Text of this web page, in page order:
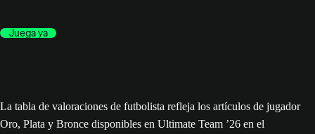
Juega ya
La tabla de valoraciones de futbolista refleja los artículos de jugador
Oro, Plata y Bronce disponibles en Ultimate Team ’26 en el